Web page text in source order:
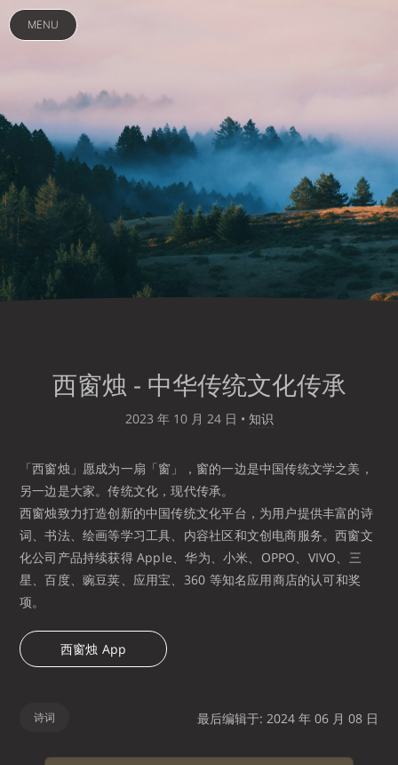
MENU
西窗烛 - 中华传统文化传承
2023 年 10 月 24 日 • 知识
「西窗烛」愿成为一扇「窗」，窗的一边是中国传统文学之美，
另一边是大家。传统文化，现代传承。
西窗烛致力打造创新的中国传统文化平台，为用户提供丰富的诗
词、书法、绘画等学习工具、内容社区和文创电商服务。西窗文
化公司产品持续获得 Apple、华为、小米、OPPO、VIVO、三
星、百度、豌豆荚、应用宝、360 等知名应用商店的认可和奖
项。
西窗烛 App
诗词 最后编辑于: 2024 年 06 月 08 日